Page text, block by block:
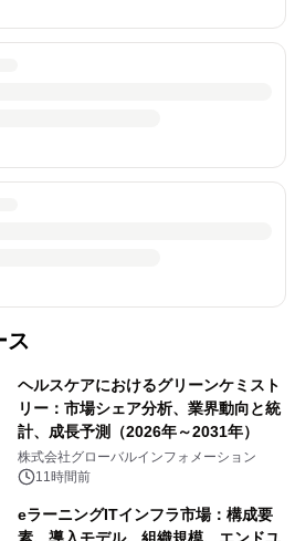
ス
ヘルスケアにおけるグリーンケミスト
リー：市場シェア分析、業界動向と統
計、成長予測（2026年～2031年）
株式会社グローバルインフォメーション
11時間前
eラーニングITインフラ市場：構成要
素、導入モデル、組織規模、エンドユ